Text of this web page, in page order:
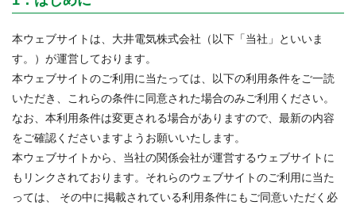
本ウェブサイトは、大井電気株式会社（以下「当社」といいま
す。）が運営しております。
本ウェブサイトのご利用に当たっては、以下の利用条件をご一読
いただき、これらの条件に同意された場合のみご利用ください。
なお、本利用条件は変更される場合がありますので、最新の内容
をご確認くださいますようお願いいたします。
本ウェブサイトから、当社の関係会社が運営するウェブサイトに
もリンクされております。それらのウェブサイトのご利用に当た
っては、 その中に掲載されている利用条件にもご同意いただく必